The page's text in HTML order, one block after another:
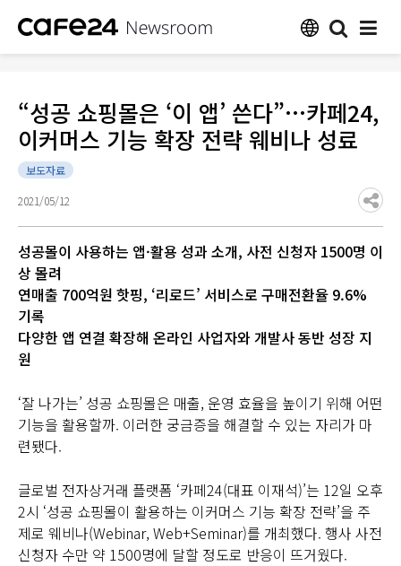
“성공 쇼핑몰은 ‘이 앱’ 쓴다”…카페24,
이커머스 기능 확장 전략 웨비나 성료
보도자료
2021/05/12
성공몰이 사용하는 앱·활용 성과 소개, 사전 신청자 1500명 이
상 몰려
연매출 700억원 핫핑, ‘리로드’ 서비스로 구매전환율 9.6%
기록
다양한 앱 연결 확장해 온라인 사업자와 개발사 동반 성장 지
원
‘잘 나가는’ 성공 쇼핑몰은 매출, 운영 효율을 높이기 위해 어떤
기능을 활용할까. 이러한 궁금증을 해결할 수 있는 자리가 마
련됐다.
글로벌 전자상거래 플랫폼 ‘카페24(대표 이재석)’는 12일 오후
2시 ‘성공 쇼핑몰이 활용하는 이커머스 기능 확장 전략’을 주
제로 웨비나(Webinar, Web+Seminar)를 개최했다. 행사 사전
신청자 수만 약 1500명에 달할 정도로 반응이 뜨거웠다.